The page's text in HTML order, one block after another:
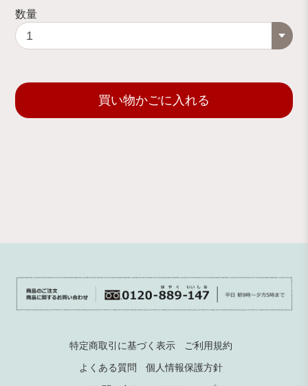
数量
買い物かごに入れる
特定商取引に基づく表示
ご利用規約
よくある質問
個人情報保護方針